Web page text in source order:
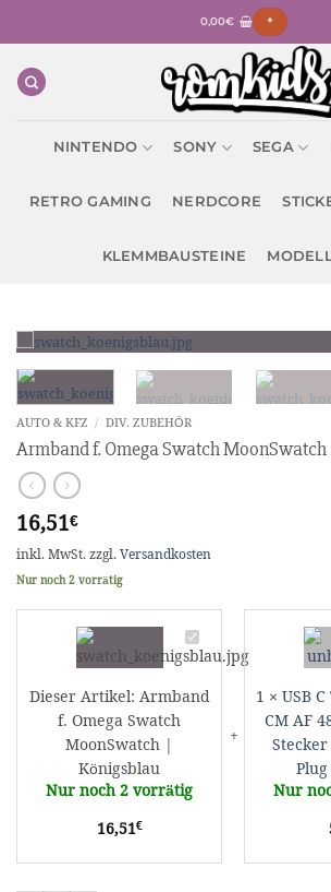
0,00€ +
NINTENDO SONY SEGA
RETRO GAMING NERDCORE
KLEMMBAUSTEINE
AUTO & KFZ / DIV. ZUBEHÖR
Armband f. Omega Swatch
16,51€
inkl. MwSt. zzgl. Versandkosten
Nur noch 2 vorrätig
Armband
f.
Swatch
MoonSwatch
Dieser Artikel: Armband
f. Omega Swatch
MoonSwatch |
Königsblau
Nur noch 2 vorrätig
16,51€
1 × USB
CM AF
Nur